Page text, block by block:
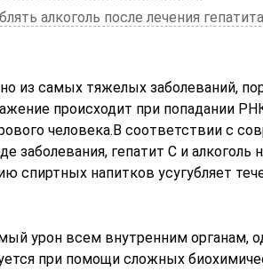
алкоголь после лечения
из самых тяжелых заболеваний,
происходит при попадании
человека.В соответствии с
заболевания, гепатит С и алкоголь
спиртных напитков усугубляет
урон всем внутренним органам,
при помощи сложных